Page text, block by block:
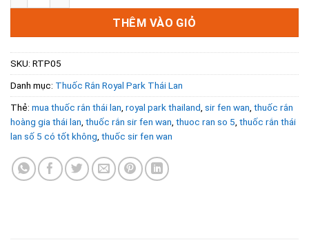
THÊM VÀO GIỎ
SKU: RTP05
Danh mục: Thuốc Rắn Royal Park Thái Lan
Thẻ: mua thuốc rắn thái lan royal park thailand sir fen wan thuốc rắn
hoàng gia thái lan thuốc rắn sir fen wan thuoc ran so 5 thuốc rắn thái
lan số 5 có tốt không thuốc sir fen wan